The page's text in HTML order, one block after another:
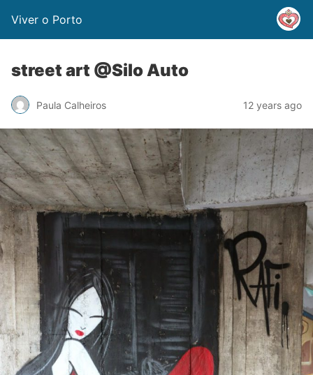
Viver o Porto
street art @Silo Auto
Paula Calheiros 12 years ago